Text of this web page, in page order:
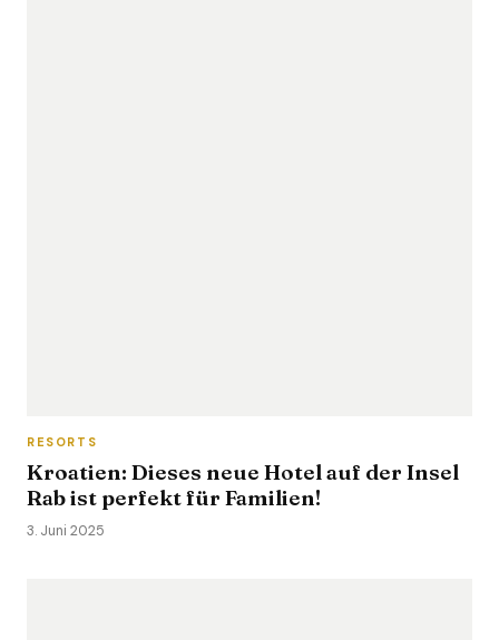
RESORTS
Kroatien: Dieses neue Hotel auf der Insel
Rab ist perfekt für Familien!
3. Juni 2025